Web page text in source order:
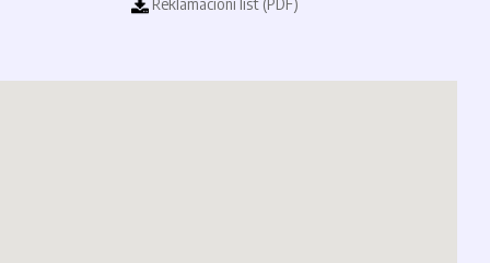
Reklamacioni list (PDF)